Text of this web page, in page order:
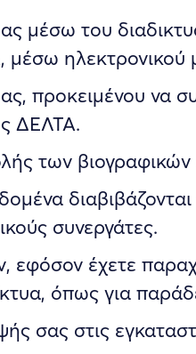
μέσω του
μέσω
προκειμένου να
ΔΕΛΤΑ.
των
συνεργάτες.
εφόσον έχετε
όπως για
σας στις